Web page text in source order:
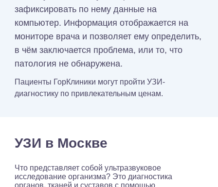
зафиксировать по нему данные на
компьютер. Информация отображается на
мониторе врача и позволяет ему определить,
в чём заключается проблема, или то, что
патология не обнаружена.
Пациенты ГорКлиники могут пройти УЗИ-
диагностику по привлекательным ценам.
УЗИ в Москве
Что представляет собой ультразвуковое
исследование организма? Это диагностика